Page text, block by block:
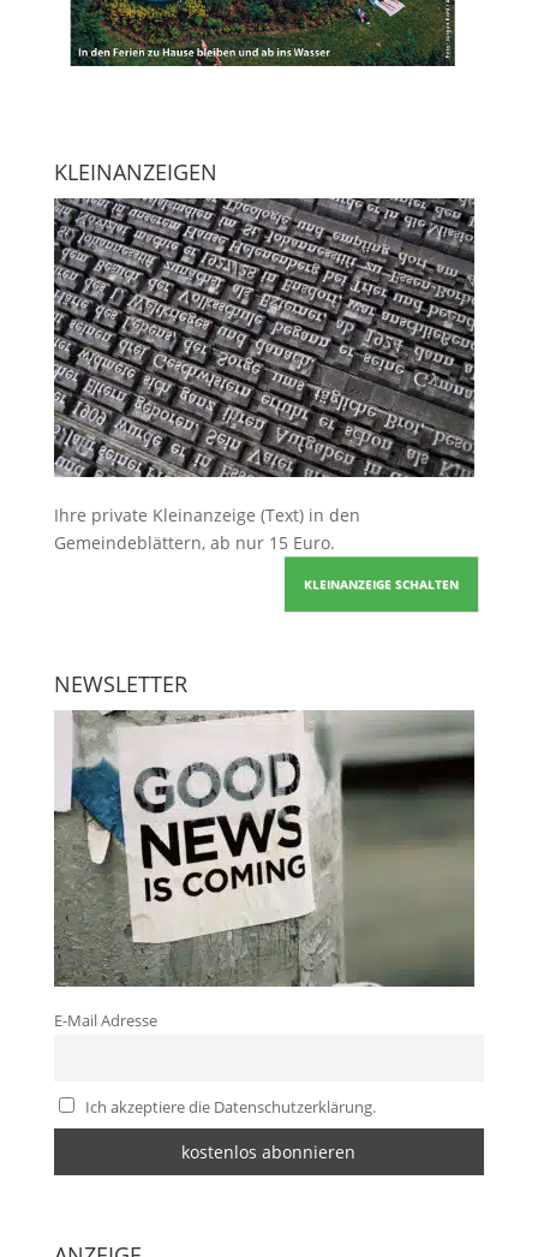
KLEINANZEIGEN
Ihre private Kleinanzeige (Text) in den
Gemeindeblättern, ab nur 15 Euro.
KLEINANZEIGE SCHALTEN
NEWSLETTER
E-Mail Adresse
Ich akzeptiere die Datenschutzerklärung.